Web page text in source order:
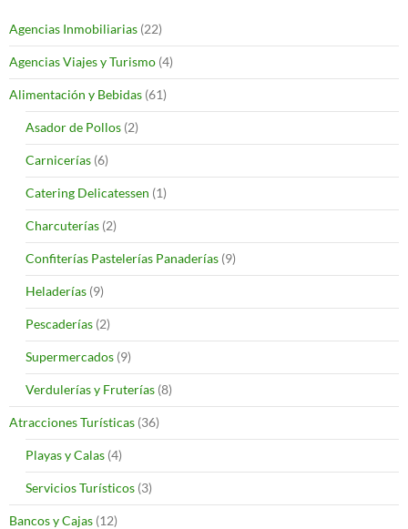
Agencias Inmobiliarias (22)
Agencias Viajes y Turismo (4)
Alimentación y Bebidas (61)
Asador de Pollos (2)
Carnicerías (6)
Catering Delicatessen (1)
Charcuterías (2)
Confiterías Pastelerías Panaderías (9)
Heladerías (9)
Pescaderías (2)
Supermercados (9)
Verdulerías y Fruterías (8)
Atracciones Turísticas (36)
Playas y Calas (4)
Servicios Turísticos (3)
Bancos y Cajas (12)